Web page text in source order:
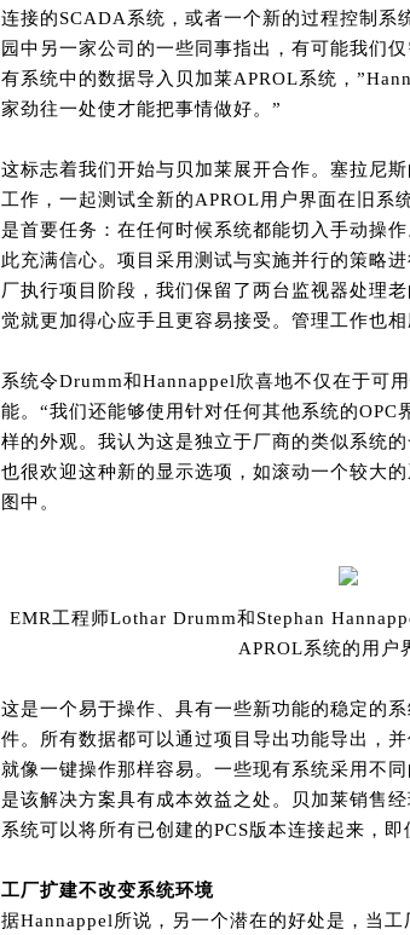
连接的SCADA系统，或者一个新的过程控制系
园中另一家公司的一些同事指出，有可能我们
有系统中的数据导入贝加莱APROL系统，
家劲往一处使才能把事情做好。”
这标志着我们开始与贝加莱展开合作。塞拉尼
工作，一起测试全新的APROL用户界面在旧系
是首要任务：在任何时候系统都能切入手动操
此充满信心。项目采用测试与实施并行的策略
厂执行项目阶段，我们保留了两台监视器处理
觉就更加得心应手且更容易接受。管理工作也
系统令Drumm和Hannappel欣喜地不仅在于可
能。“我们还能够使用针对任何其他系统的OPC
样的外观。我认为这是独立于厂商的类似系统
也很欢迎这种新的显示选项，如滚动一个较大
图中。
EMR工程师Lothar Drumm和Stephan
APROL系统的用户
这是一个易于操作、具有一些新功能的稳定的
件。所有数据都可以通过项目导出功能导出，
就像一键操作那样容易。一些现有系统采用不
是该解决方案具有成本效益之处。贝加莱销售
系统可以将所有已创建的PCS版本连接起来，
工厂扩建不改变系统环境
据Hannappel所说，另一个潜在的好处是，当